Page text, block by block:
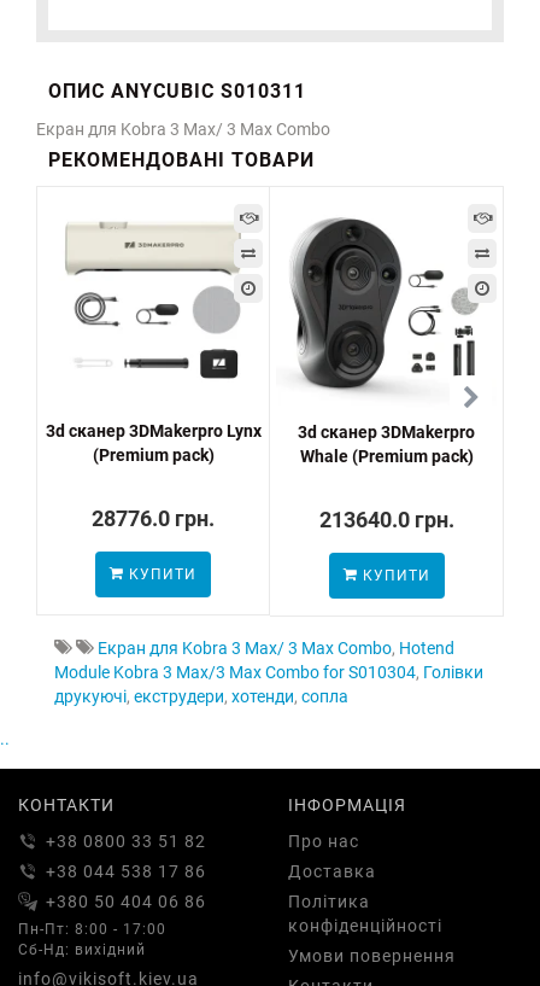
ОПИС ANYCUBIC S010311
Екран для Kobra 3 Max/ 3 Max Combo
РЕКОМЕНДОВАНІ ТОВАРИ
3d сканер 3DMakerpro Lynx
(Premium pack)
28776.0 грн.
КУПИТИ
3d сканер 3DMakerpro
Whale (Premium pack)
213640.0 грн.
КУПИТИ
Екран для Kobra 3 Max/ 3 Max Combo, Hotend
Module Kobra 3 Max/3 Max Combo for S010304, Голівки
друкуючі, екструдери, хотенди, сопла
..
КОНТАКТИ
+38 0800 33 51 82
+38 044 538 17 86
+380 50 404 06 86
Пн-Пт: 8:00 - 17:00
Сб-Нд: вихідний
info@vikisoft.kiev.ua
ІНФОРМАЦІЯ
Про нас
Доставка
Політика
конфіденційності
Умови повернення